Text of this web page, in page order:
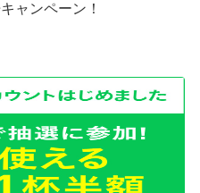
ャンペーン！